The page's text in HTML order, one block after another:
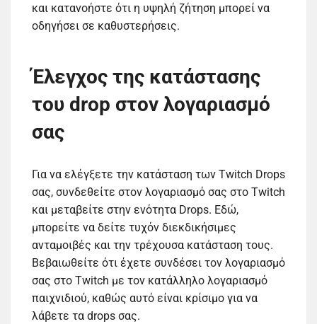
και κατανοήστε ότι η υψηλή ζήτηση μπορεί να
οδηγήσει σε καθυστερήσεις.
Έλεγχος της κατάστασης
του drop στον λογαριασμό
σας
Για να ελέγξετε την κατάσταση των Twitch Drops
σας, συνδεθείτε στον λογαριασμό σας στο Twitch
και μεταβείτε στην ενότητα Drops. Εδώ,
μπορείτε να δείτε τυχόν διεκδικήσιμες
ανταμοιβές και την τρέχουσα κατάσταση τους.
Βεβαιωθείτε ότι έχετε συνδέσει τον λογαριασμό
σας στο Twitch με τον κατάλληλο λογαριασμό
παιχνιδιού, καθώς αυτό είναι κρίσιμο για να
λάβετε τα drops σας.